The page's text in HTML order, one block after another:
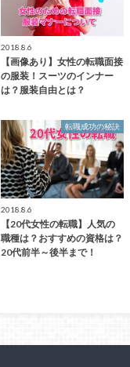
2018.8.6
【画像あり】女性の転職面接
の服装！スーツのインナー
は？服装自由とは？
転職成功の秘訣
2018.8.6
【20代女性の転職】人気の
職種は？おすすめの資格は？
20代前半～後半まで！